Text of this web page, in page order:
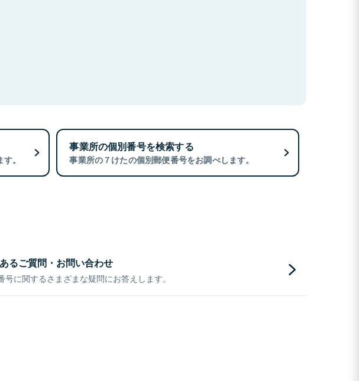
。
事業所の個別番号を検索する
事業所の７けたの個別郵便番号をお調べします。
るご質問・お問い合わせ
号に関するさまざまな疑問にお答えします。